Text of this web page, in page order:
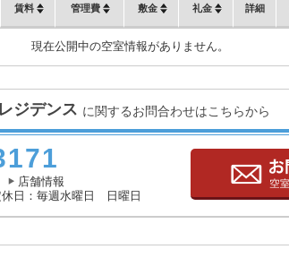
賃料 管理費 敷金 礼金 詳細
現在公開中の空室情報がありません。
ジデンス に関するお問合わせはこちらから
店舗情報
休日：毎週水曜日 日曜日